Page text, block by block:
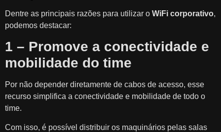
Dentre as principais razões para utilizar o WiFi corporativo,
podemos destacar:
1 – Promove a conectividade e
mobilidade do time
Por não depender diretamente de cabos de acesso, esse
recurso simplifica a conectividade e mobilidade de todo o
time.
Com isso, é possível distribuir os maquinários pelas salas